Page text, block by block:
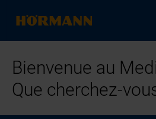
Bienvenue au
Que cherchez-